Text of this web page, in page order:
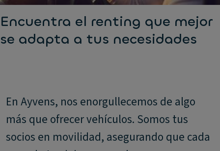
Encuentra el renting que mejor
se adapta a tus necesidades
En Ayvens, nos enorgullecemos de algo
más que ofrecer vehículos. Somos tus
socios en movilidad, asegurando que cada